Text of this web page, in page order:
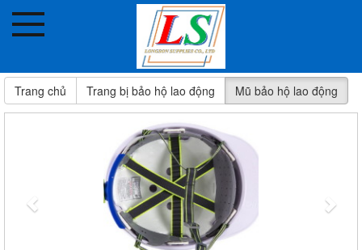
VẬT TƯ PHƯƠNG TRANG
AN TOÀN LÀ BẠN,TAI NẠN LÀ THÙ
Trang bị PCCC
Trang bị bảo hộ Lao Động
Thiết bị an toàn giao thông
Sản phẩm keo các loại
Trang chủ Trang bị bảo hộ lao động Mũ bảo hộ lao động